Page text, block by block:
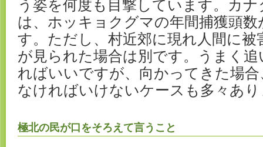
う姿を何度も目撃しています。カ
は、ホッキョクグマの年間捕獲頭
す。ただし、村近郊に現れ人間に被
が見られた場合は別です。うまく
ればいいですが、向かってきた場
なければいけないケースも多々あ
極北の民が口をそろえて言うこと